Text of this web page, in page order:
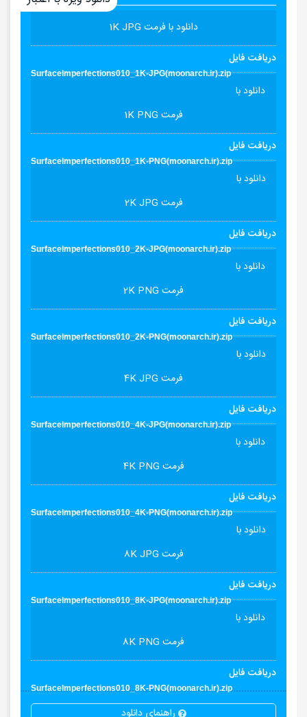
دانلود با فرمت 1K JPG
دریافت فایل
SurfaceImperfections010_1K-JPG(moonarch.ir).zip
دانلود با
فرمت 1K PNG
دریافت فایل
SurfaceImperfections010_1K-PNG(moonarch.ir).zip
دانلود با
فرمت 2K JPG
دریافت فایل
SurfaceImperfections010_2K-JPG(moonarch.ir).zip
دانلود با
فرمت 2K PNG
دریافت فایل
SurfaceImperfections010_2K-PNG(moonarch.ir).zip
دانلود با
فرمت 4K JPG
دریافت فایل
SurfaceImperfections010_4K-JPG(moonarch.ir).zip
دانلود با
فرمت 4K PNG
دریافت فایل
SurfaceImperfections010_4K-PNG(moonarch.ir).zip
دانلود با
فرمت 8K JPG
دریافت فایل
SurfaceImperfections010_8K-JPG(moonarch.ir).zip
دانلود با
فرمت 8K PNG
دریافت فایل
SurfaceImperfections010_8K-PNG(moonarch.ir).zip